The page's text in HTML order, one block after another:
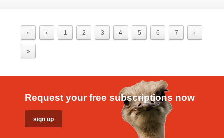
« ‹ 1 2 3 4 5 6 7 ›
»
Request your free subscriptions now